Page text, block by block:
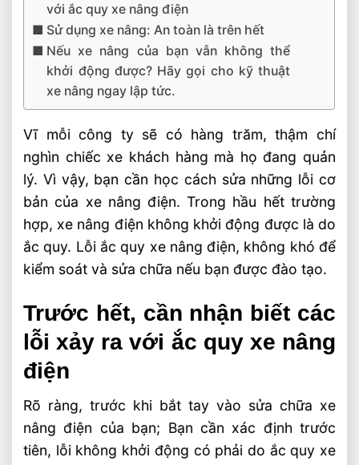
với ắc quy xe nâng điện
Sử dụng xe nâng: An toàn là trên hết
Nếu xe nâng của bạn vẫn không thể
khởi động được? Hãy gọi cho kỹ thuật
xe nâng ngay lập tức.
Vĩ mỗi công ty sẽ có hàng trăm, thậm chí
nghìn chiếc xe khách hàng mà họ đang quản
lý. Vì vậy, bạn cần học cách sửa những lỗi cơ
bản của xe nâng điện. Trong hầu hết trường
hợp, xe nâng điện không khởi động được là do
ắc quy. Lỗi ắc quy xe nâng điện, không khó để
kiểm soát và sửa chữa nếu bạn được đào tạo.
Trước hết, cần nhận biết các
lỗi xảy ra với ắc quy xe nâng
điện
Rõ ràng, trước khi bắt tay vào sửa chữa xe
nâng điện của bạn; Bạn cần xác định trước
tiên, lỗi không khởi động có phải do ắc quy xe